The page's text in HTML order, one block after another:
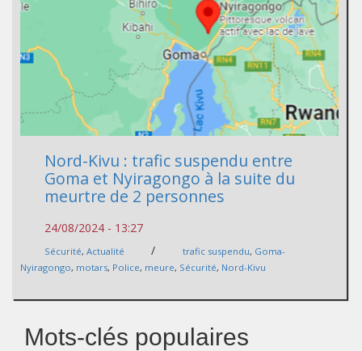
Nord-Kivu : trafic suspendu entre
Goma et Nyiragongo à la suite du
meurtre de 2 personnes
24/08/2024 - 13:27
Sécurité, Actualité / trafic suspendu, Goma-
Nyiragongo, motars, Police, meure, Sécurité, Nord-Kivu
Mots-clés populaires